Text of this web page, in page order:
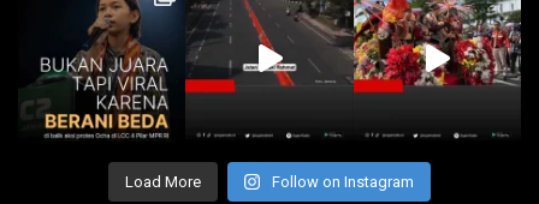
Load More Follow on Instagram